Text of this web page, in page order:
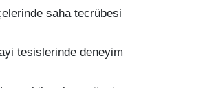
saha tecrübesi
tesislerinde deneyim